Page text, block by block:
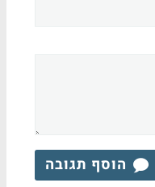
הוסף תגובה